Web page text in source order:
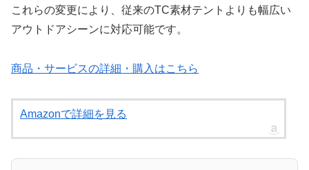
これらの変更により、従来のTC素材テントよりも幅広い
アウトドアシーンに対応可能です。
商品・サービスの詳細・購入はこちら
Amazonで詳細を見る